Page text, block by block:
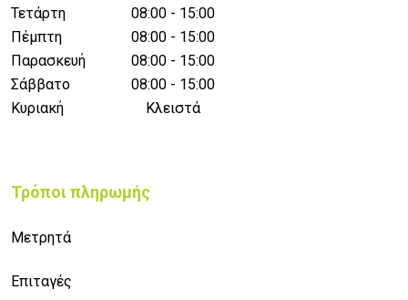
Τετάρτη
08:00 - 15:00
Πέμπτη
08:00 - 15:00
Παρασκευή
08:00 - 15:00
Σάββατο
08:00 - 15:00
Κυριακή
Κλειστά
Τρόποι πληρωμής
Μετρητά
Επιταγές